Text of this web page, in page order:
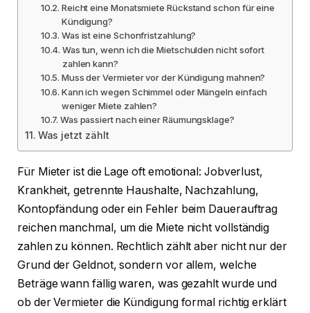
Reicht eine Monatsmiete Rückstand schon für eine
Kündigung?
Was ist eine Schonfristzahlung?
Was tun, wenn ich die Mietschulden nicht sofort
zahlen kann?
Muss der Vermieter vor der Kündigung mahnen?
Kann ich wegen Schimmel oder Mängeln einfach
weniger Miete zahlen?
Was passiert nach einer Räumungsklage?
Was jetzt zählt
Für Mieter ist die Lage oft emotional: Jobverlust,
Krankheit, getrennte Haushalte, Nachzahlung,
Kontopfändung oder ein Fehler beim Dauerauftrag
reichen manchmal, um die Miete nicht vollständig
zahlen zu können. Rechtlich zählt aber nicht nur der
Grund der Geldnot, sondern vor allem, welche
Beträge wann fällig waren, was gezahlt wurde und
ob der Vermieter die Kündigung formal richtig erklärt